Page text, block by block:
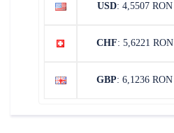
USD: 4,5507 RON
CHF: 5,6221 RON
GBP: 6,1236 RON